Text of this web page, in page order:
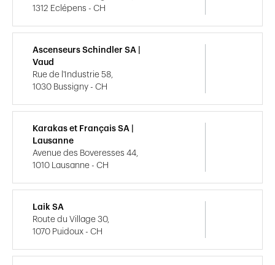
1312 Eclépens - CH
Ascenseurs Schindler SA |
Vaud
Rue de l'Industrie 58,
1030 Bussigny - CH
Karakas et Français SA |
Lausanne
Avenue des Boveresses 44,
1010 Lausanne - CH
Laik SA
Route du Village 30,
1070 Puidoux - CH